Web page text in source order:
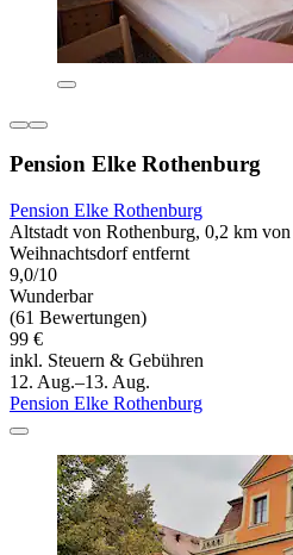
Pension Elke Rothenburg
Pension Elke Rothenburg
Altstadt von Rothenburg, 0,2 km
Weihnachtsdorf entfernt
9,0/10
Wunderbar
(61 Bewertungen)
99 €
inkl. Steuern & Gebühren
12. Aug.–13. Aug.
Pension Elke Rothenburg